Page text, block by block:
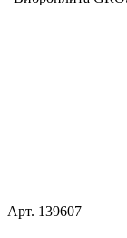
Арт. 139607